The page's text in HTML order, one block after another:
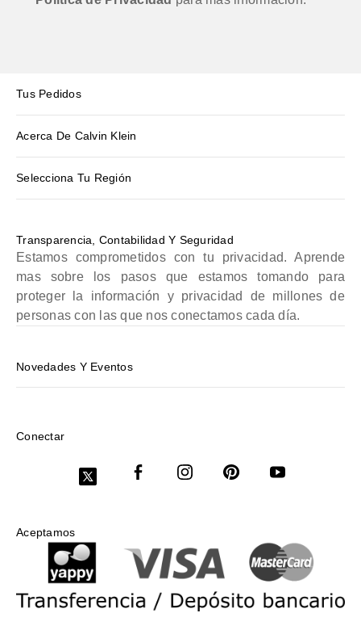
Tus Pedidos
Acerca De Calvin Klein
Selecciona Tu Región
Transparencia, Contabilidad Y Seguridad
Estamos comprometidos con tu privacidad. Aprende
mas sobre los pasos que estamos tomando para
proteger la información y privacidad de millones de
personas con las que nos conectamos cada día.
Novedades Y Eventos
Conectar
Aceptamos